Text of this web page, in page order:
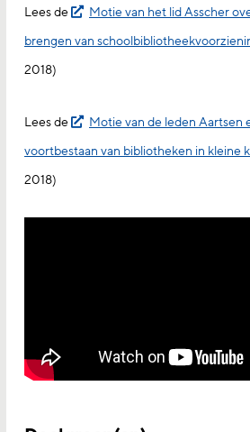
Lees de
Motie van het lid Asscher
brengen van
2018)
Lees de
Motie van de leden Aartsen
voortbestaan van bibliotheken in kleine
2018)